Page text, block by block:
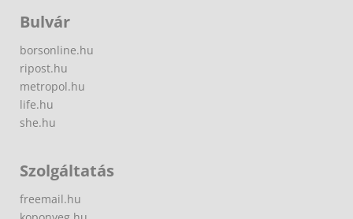
Bulvár
borsonline.hu
ripost.hu
metropol.hu
life.hu
she.hu
Szolgáltatás
freemail.hu